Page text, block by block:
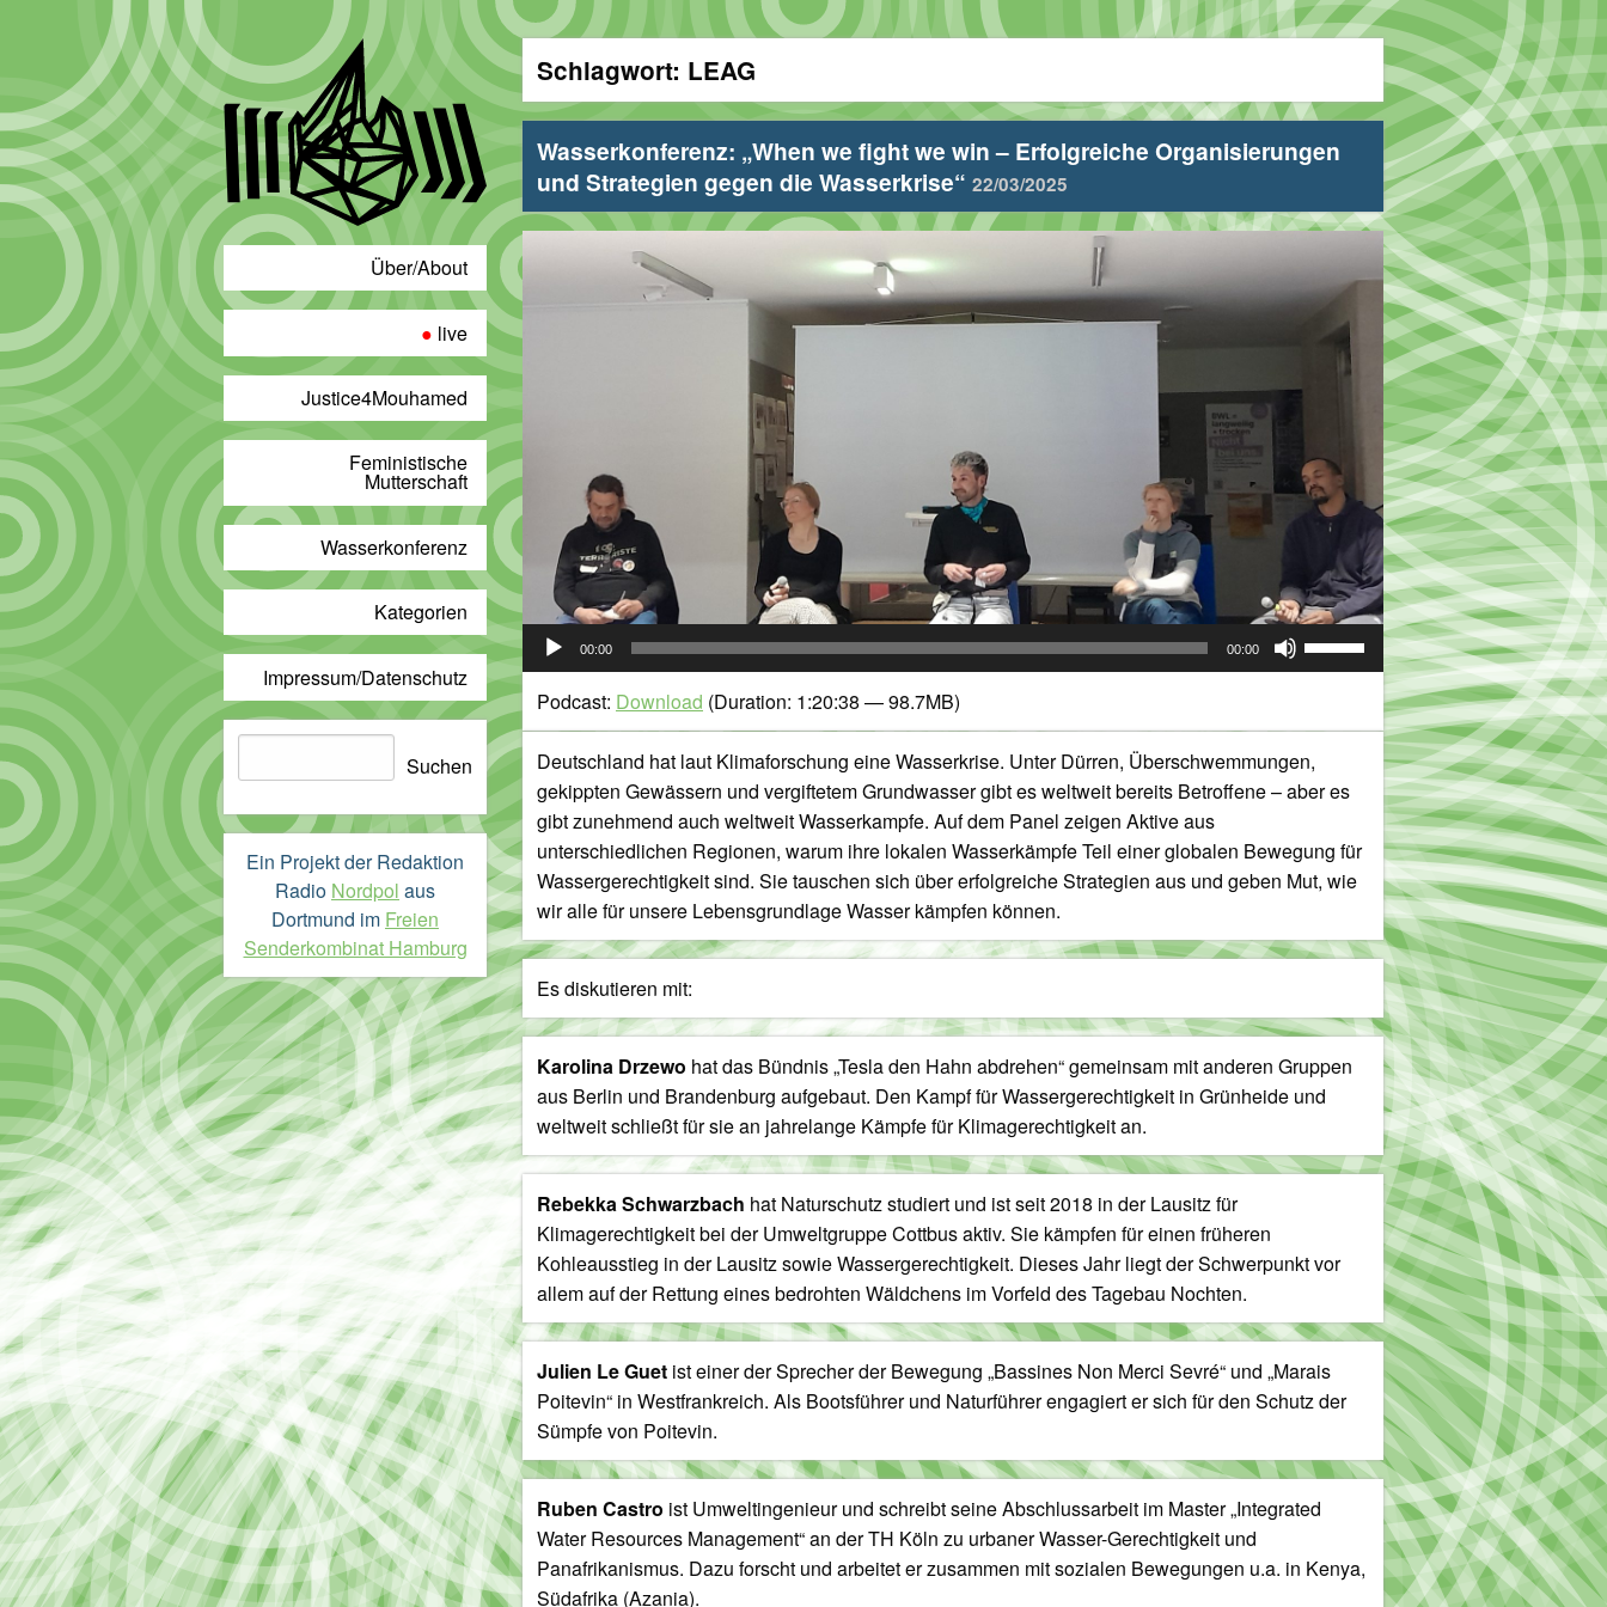
Über/About
live
Justice4Mouhamed
Feministische
Mutterschaft
Wasserkonferenz
Kategorien
Impressum/Datenschutz
Suchen
Ein Projekt der Redaktion
Radio Nordpol aus
Dortmund im Freien
Senderkombinat Hamburg
Schlagwort: LEAG
Wasserkonferenz: „When we fight we win – Erfolgreiche Organisierungen
und Strategien gegen die Wasserkrise“ 22/03/2025
Audio-
Player
00:00 00:00
Pfeiltasten
Hoch/Runter
Lautstärke
Podcast: Download (Duration: 1:20:38 — 98.7MB)
Deutschland hat laut Klimaforschung eine Wasserkrise. Unter Dürren, Überschwemmungen,
gekippten Gewässern und vergiftetem Grundwasser gibt es weltweit bereits Betroffene – aber es
gibt zunehmend auch weltweit Wasserkampfe. Auf dem Panel zeigen Aktive aus
unterschiedlichen Regionen, warum ihre lokalen Wasserkämpfe Teil einer globalen Bewegung für
Wassergerechtigkeit sind. Sie tauschen sich über erfolgreiche Strategien aus und geben Mut, wie
wir alle für unsere Lebensgrundlage Wasser kämpfen können.
Es diskutieren mit:
Karolina Drzewo hat das Bündnis „Tesla den Hahn abdrehen“ gemeinsam mit anderen Gruppen
aus Berlin und Brandenburg aufgebaut. Den Kampf für Wassergerechtigkeit in Grünheide und
weltweit schließt für sie an jahrelange Kämpfe für Klimagerechtigkeit an.
Rebekka Schwarzbach hat Naturschutz studiert und ist seit 2018 in der Lausitz für
Klimagerechtigkeit bei der Umweltgruppe Cottbus aktiv. Sie kämpfen für einen früheren
Kohleausstieg in der Lausitz sowie Wassergerechtigkeit. Dieses Jahr liegt der Schwerpunkt vor
allem auf der Rettung eines bedrohten Wäldchens im Vorfeld des Tagebau Nochten.
Julien Le Guet ist einer der Sprecher der Bewegung „Bassines Non Merci Sevré“ und „Marais
Poitevin“ in Westfrankreich. Als Bootsführer und Naturführer engagiert er sich für den Schutz der
Sümpfe von Poitevin.
Ruben Castro ist Umweltingenieur und schreibt seine Abschlussarbeit im Master „Integrated
Water Resources Management“ an der TH Köln zu urbaner Wasser-Gerechtigkeit und
Panafrikanismus. Dazu forscht und arbeitet er zusammen mit sozialen Bewegungen u.a. in Kenya,
Südafrika (Azania).